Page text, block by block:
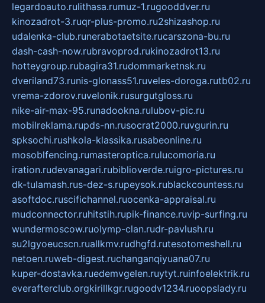
legardoauto.rulithasa.rumuz-1.rugooddver.ru
kinozadrot-3.ruqr-plus-promo.ru2shizashop.ru
udalenka-club.runerabotaetsite.rucarszona-bu.ru
dash-cash-now.rubravoprod.rukinozadrot13.ru
hotteygroup.rubagira31.rudommarketnsk.ru
dveriland73.runis-glonass51.ruveles-doroga.rutb02.ru
vrema-zdorov.ruvelonik.rusurgutgloss.ru
nike-air-max-95.runadookna.rulubov-pic.ru
mobilreklama.rupds-nn.rusocrat2000.ruvgurin.ru
spksochi.rushkola-klassika.rusabeonline.ru
mosoblfencing.rumasteroptica.rulucomoria.ru
iration.rudevanagari.rubiblioverde.ruigro-pictures.ru
dk-tulamash.rus-dez-s.rupeysok.rublackcountess.ru
asoftdoc.ruscifichannel.ruocenka-appraisal.ru
mudconnector.ruhitstih.rupik-finance.ruvip-surfing.ru
wundermoscow.ruolymp-clan.rudr-pavlush.ru
su2lgyoeucscn.ruallkmv.rudhgfd.rutesotomeshell.ru
netoen.ruweb-digest.ruchanganqiyuana07.ru
kuper-dostavka.ruedemvgelen.ruytyt.ruinfoelektrik.ru
everafterclub.orgkirillkgr.rugoodv1234.ruoopslady.ru